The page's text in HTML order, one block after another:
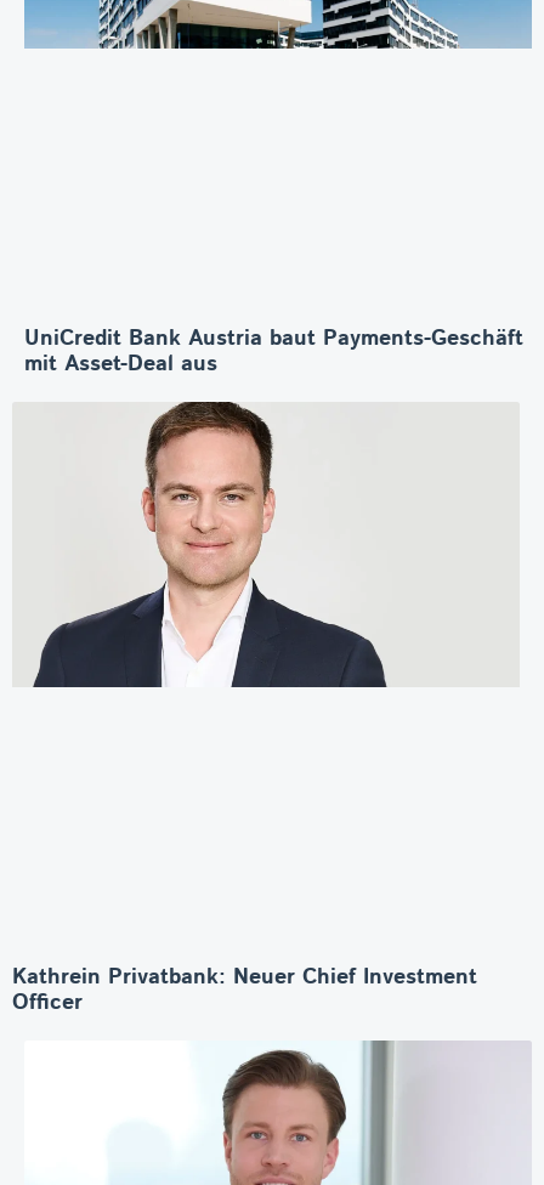
UniCredit Bank Austria baut Payments-Geschäft
mit Asset-Deal aus
Kathrein Privatbank: Neuer Chief Investment
Officer